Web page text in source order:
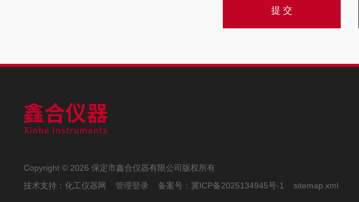
Copyright © 2026 保定市鑫合仪器有限公司版权所有
技术支持：化工仪器网 管理登录 备案号： 冀ICP备2025134945号-1 sitemap.xml